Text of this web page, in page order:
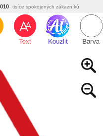
tisíce spokojených zákazníků
žádná čína, barvy s certifikáty
nejnovější technologie
do 24h
výrobce, žádný zprostředkovatel